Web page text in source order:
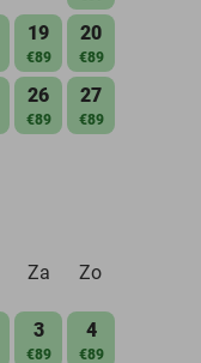
19
€89
20
€89
26
€89
27
€89
Za Zo
3
€89
4
€89